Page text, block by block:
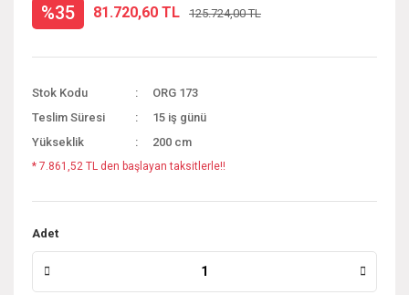
%35 81.720,60 TL 125.724,00 TL
Stok Kodu
ORG 173
Teslim Süresi
15 iş günü
Yükseklik
200 cm
* 7.861,52 TL den başlayan taksitlerle!!
Adet